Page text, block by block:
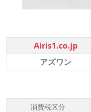
Airis1.co.jp
アズワン
消費税区分